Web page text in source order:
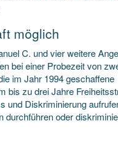
möglich
C. und vier weitere
bei einer Probezeit von
im Jahr 1994 geschaffene
bis zu drei Jahre
und Diskriminierung
durchführen oder